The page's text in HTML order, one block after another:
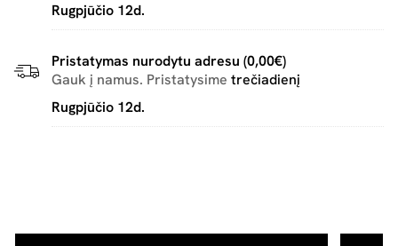
Rugpjūčio 12d.
Pristatymas nurodytu adresu (0,00€)
Gauk į namus. Pristatysime trečiadienį
Rugpjūčio 12d.